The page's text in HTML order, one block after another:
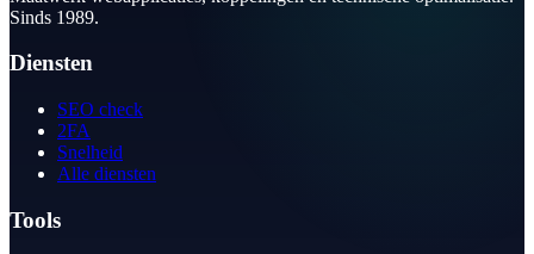
Sinds 1989.
Diensten
SEO check
2FA
Snelheid
Alle diensten
Tools